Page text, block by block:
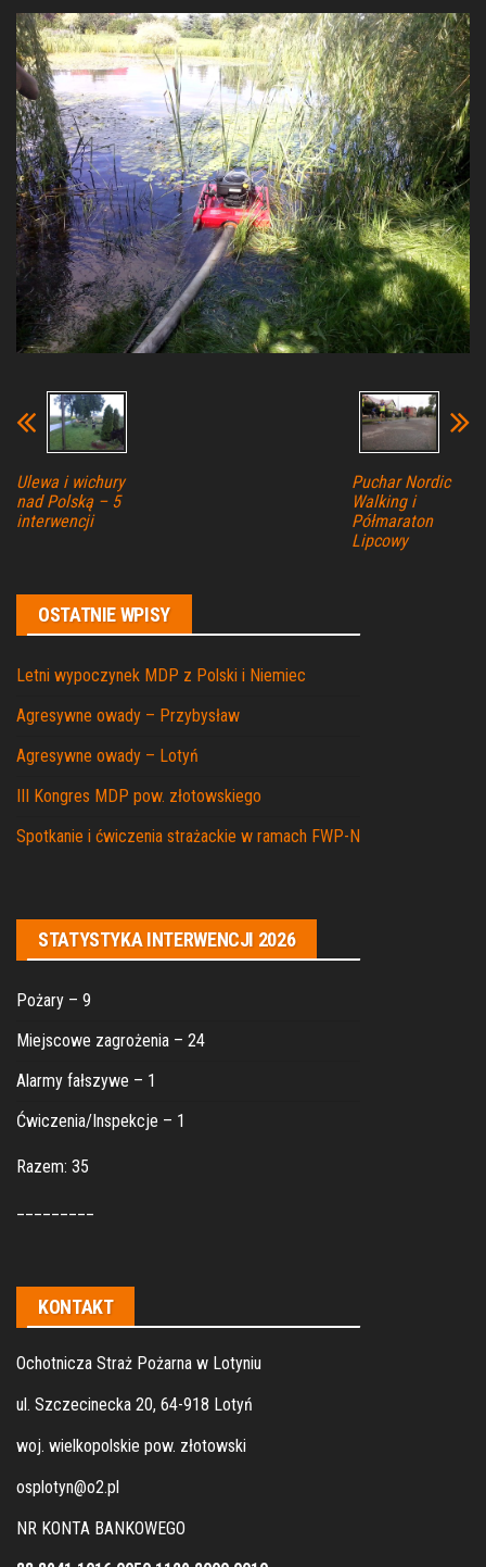
Ulewa i wichury
nad Polską – 5
interwencji
Puchar Nordic
Walking i
Półmaraton
Lipcowy
OSTATNIE WPISY
Letni wypoczynek MDP z Polski i Niemiec
Agresywne owady – Przybysław
Agresywne owady – Lotyń
III Kongres MDP pow. złotowskiego
Spotkanie i ćwiczenia strażackie w ramach FWP-N
STATYSTYKA INTERWENCJI 2026
Pożary – 9
Miejscowe zagrożenia – 24
Alarmy fałszywe – 1
Ćwiczenia/Inspekcje – 1
Razem: 35
KONTAKT
Ochotnicza Straż Pożarna w Lotyniu
ul. Szczecinecka 20, 64-918 Lotyń
woj. wielkopolskie pow. złotowski
osplotyn@o2.pl
NR KONTA BANKOWEGO